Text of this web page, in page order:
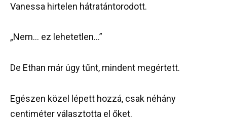
Vanessa hirtelen hátratántorodott.
„Nem… ez lehetetlen…”
De Ethan már úgy tűnt, mindent megértett.
Egészen közel lépett hozzá, csak néhány
centiméter választotta el őket.